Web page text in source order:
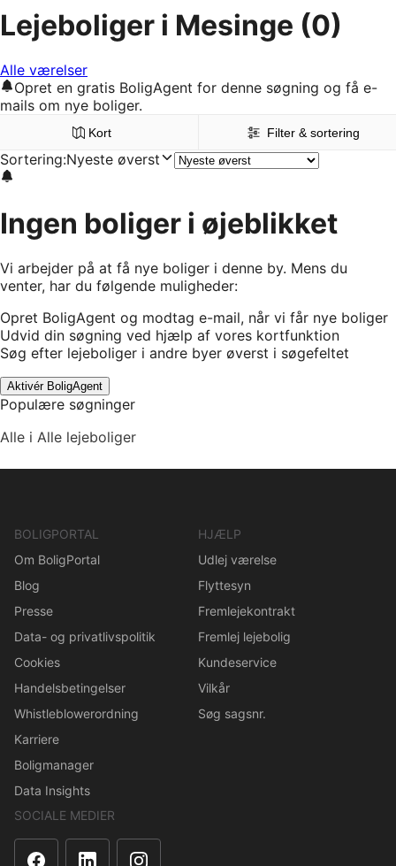
Lejeboliger i Mesinge (0)
Alle værelser
Opret en gratis BoligAgent for denne søgning og få e-
mails om nye boliger.
Kort Filter & sortering
Sortering:Nyeste øverst
Ingen boliger i øjeblikket
Vi arbejder på at få nye boliger i denne by. Mens du
venter, har du følgende muligheder:
Opret BoligAgent og modtag e-mail, når vi får nye boliger
Udvid din søgning ved hjælp af vores kortfunktion
Søg efter lejeboliger i andre byer øverst i søgefeltet
Aktivér BoligAgent
Populære søgninger
Alle i Alle lejeboliger
BOLIGPORTAL
Om BoligPortal
Blog
Presse
Data- og privatlivspolitik
Cookies
Handelsbetingelser
Whistleblowerordning
Karriere
Boligmanager
Data Insights
HJÆLP
Udlej værelse
Flyttesyn
Fremlejekontrakt
Fremlej lejebolig
Kundeservice
Vilkår
Søg sagsnr.
SOCIALE MEDIER